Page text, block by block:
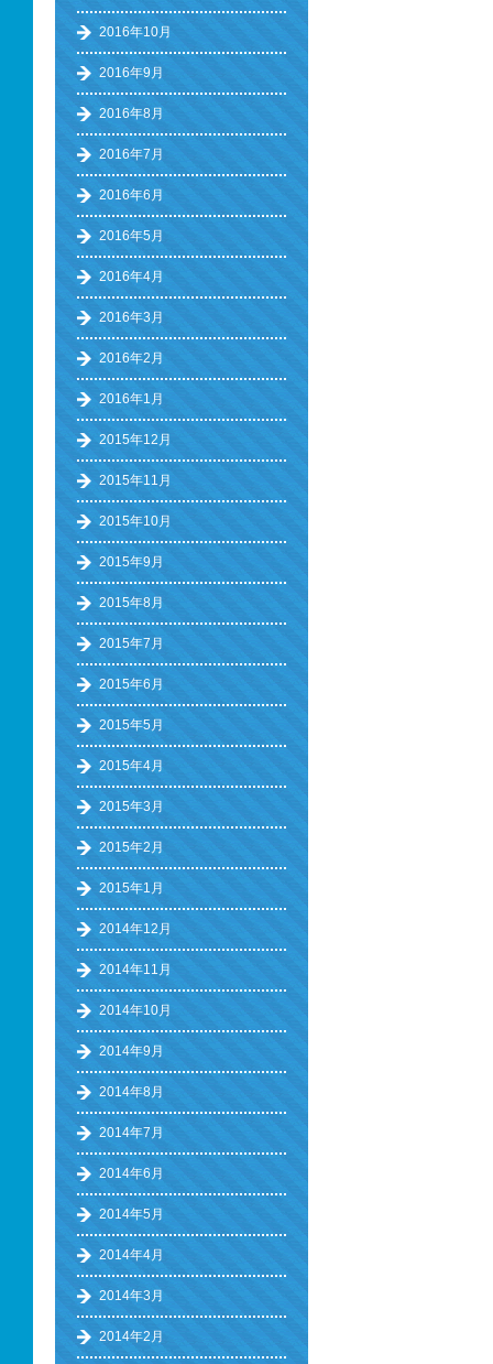
2016年10月
2016年9月
2016年8月
2016年7月
2016年6月
2016年5月
2016年4月
2016年3月
2016年2月
2016年1月
2015年12月
2015年11月
2015年10月
2015年9月
2015年8月
2015年7月
2015年6月
2015年5月
2015年4月
2015年3月
2015年2月
2015年1月
2014年12月
2014年11月
2014年10月
2014年9月
2014年8月
2014年7月
2014年6月
2014年5月
2014年4月
2014年3月
2014年2月